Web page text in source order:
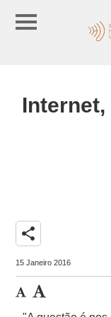
share
15 Janeiro 2016